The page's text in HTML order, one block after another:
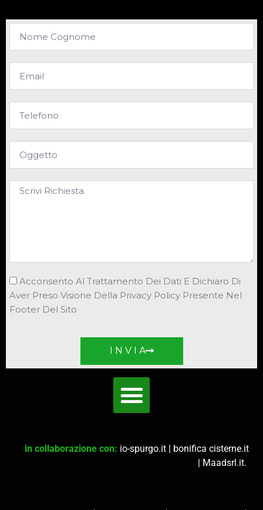
Acconsento Al Trattamento Dei Dati E Dichiaro Di
Aver Preso Visione Della Privacy Policy Presente Nel
Footer Del Sito
I N V I A
in collaborazione con: io-spurgo.it | bonifica cisterne.it
| Maadsrl.it.